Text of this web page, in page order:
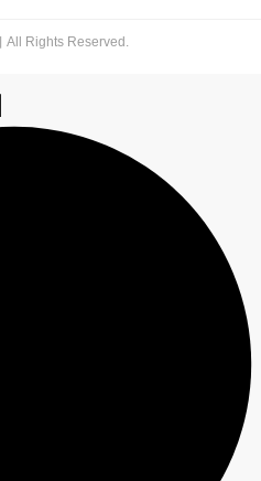
All Rights Reserved.